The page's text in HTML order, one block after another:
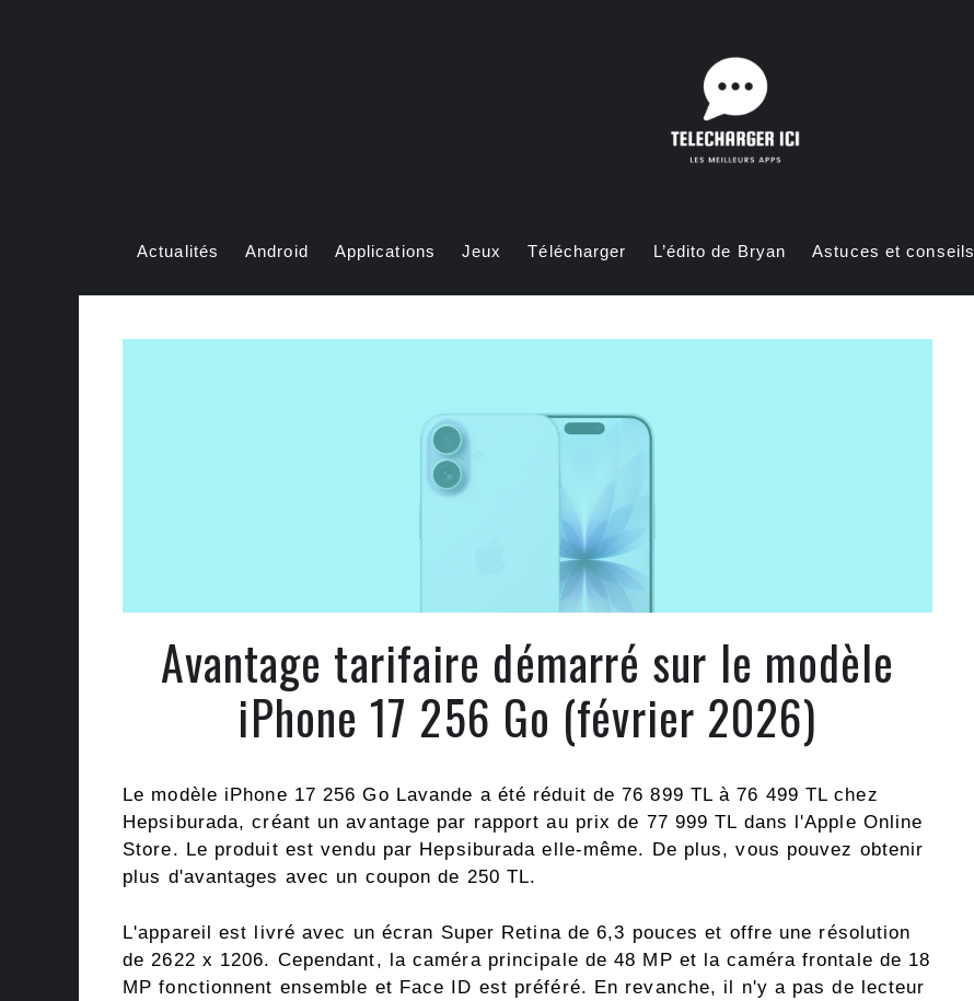
Actualités Android Applications Jeux Télécharger L’édito de Bryan Astuces et conseils
Avantage tarifaire démarré sur le modèle
iPhone 17 256 Go (février 2026)
Le modèle iPhone 17 256 Go Lavande a été réduit de 76 899 TL à 76 499 TL chez
Hepsiburada, créant un avantage par rapport au prix de 77 999 TL dans l'Apple Online
Store. Le produit est vendu par Hepsiburada elle-même. De plus, vous pouvez obtenir
plus d'avantages avec un coupon de 250 TL.
L'appareil est livré avec un écran Super Retina de 6,3 pouces et offre une résolution
de 2622 x 1206. Cependant, la caméra principale de 48 MP et la caméra frontale de 18
MP fonctionnent ensemble et Face ID est préféré. En revanche, il n'y a pas de lecteur